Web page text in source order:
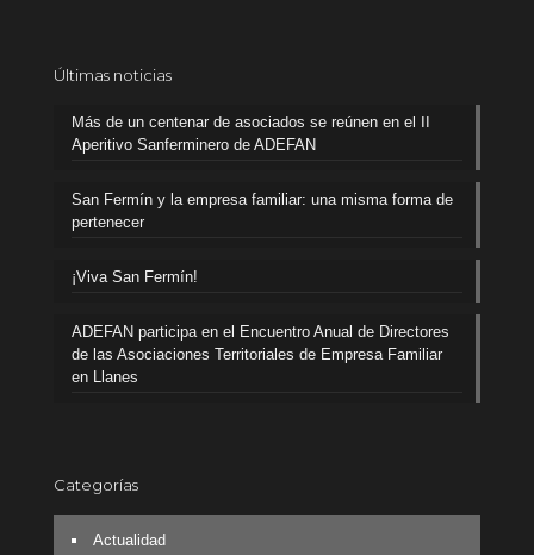
Últimas noticias
Más de un centenar de asociados se reúnen en el II
Aperitivo Sanferminero de ADEFAN
San Fermín y la empresa familiar: una misma forma de
pertenecer
¡Viva San Fermín!
ADEFAN participa en el Encuentro Anual de Directores
de las Asociaciones Territoriales de Empresa Familiar
en Llanes
Categorías
Actualidad